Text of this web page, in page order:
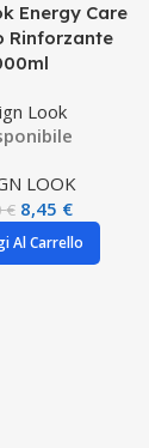
Energy Care
Rinforzante
Look
LOOK
€ 8,45 €
Al Carrello